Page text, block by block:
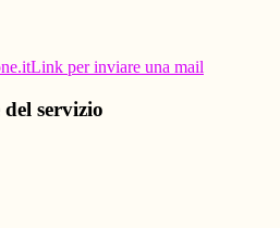
Link per inviare una mail
servizio